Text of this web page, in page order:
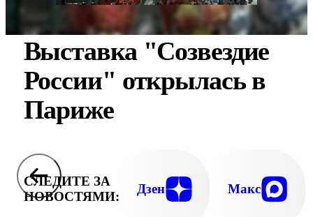
Выставка "Созвездие
России" открылась в
Париже
СЛЕДИТЕ ЗА
НОВОСТЯМИ:
Дзен Макс